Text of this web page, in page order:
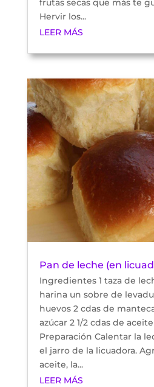
frutas secas que más te
Hervir los...
LEER MÁS
Pan de leche (en
Ingredientes 1 taza de
harina un sobre de
huevos 2 cdas de
azúcar 2 1/2 cdas de
Preparación Calentar la
el jarro de la licuadora.
aceite, la...
LEER MÁS